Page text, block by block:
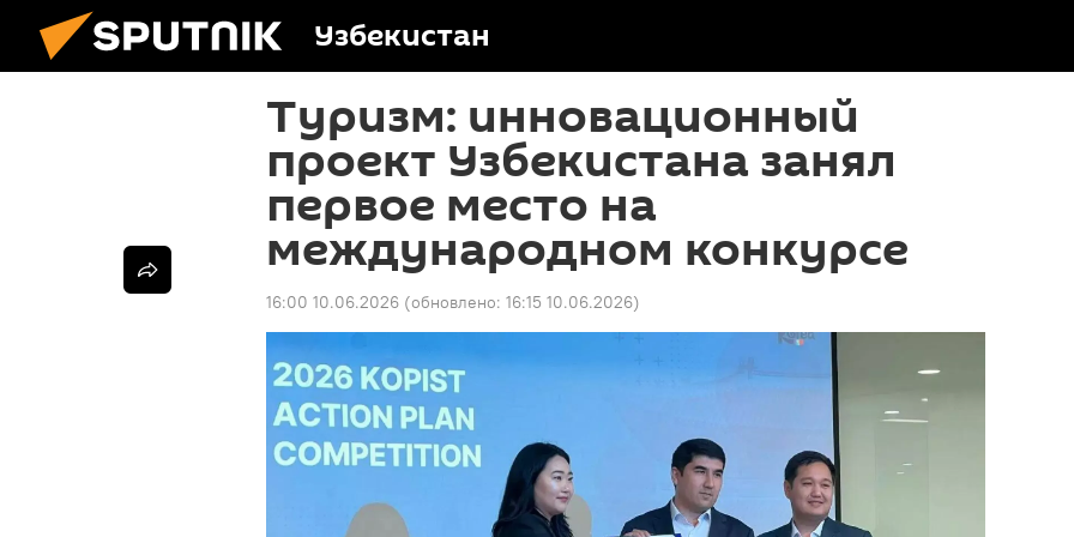
Узбекистан
Туризм: инновационный
проект Узбекистана занял
первое место на
международном конкурсе
16:00 10.06.2026 (обновлено: 16:15 10.06.2026)